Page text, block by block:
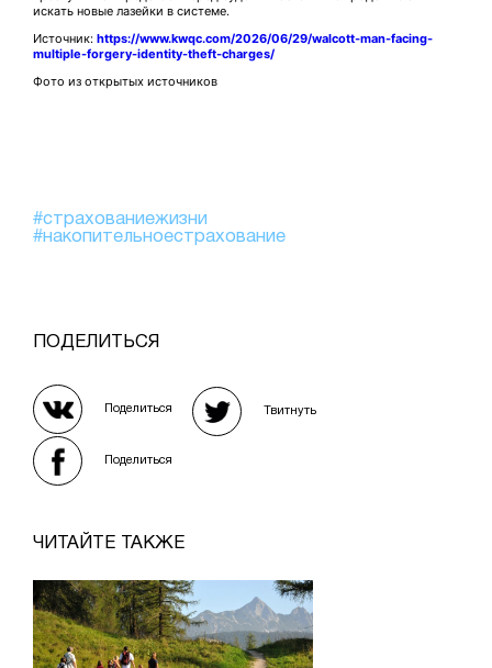
искать новые лазейки в системе.
Источник: https://www.kwqc.com/2026/06/29/walcott-man-facing-
multiple-forgery-identity-theft-charges/
Фото из открытых источников
#страхованиежизни
#накопительноестрахование
ПОДЕЛИТЬСЯ
Поделиться Твитнуть
Поделиться
ЧИТАЙТЕ ТАКЖЕ